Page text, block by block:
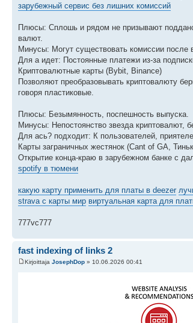
зарубежный сервис без лишних комиссий
Плюсы: Сплошь и рядом не призывают
валют.
Минусы: Могут существовать комиссии после
Для а идет: Постоянные платежи из-за
Криптовалютные карты (Bybit, Binance)
Позволяют преобразовывать криптовалюту
говоря пластиковые.
Плюсы: Безымянность, поспешность выпуска.
Минусы: Непостоянство звезда криптовалют,
Для ась? подходит: К пользователей,
Карты заграничных жестянок (Cant of GA,
Открытие конца-краю в зарубежном банке с
spotify в тюмени
какую карту применить для платы в deezer
strava с карты мир виртуальная карта для
777vc777
fast indexing of links 2
Kirjoittaja JosephDop » 10.06.2026 00:41